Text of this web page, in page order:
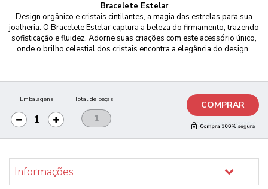
Bracelete Estelar
Design orgânico e cristais cintilantes, a magia das estrelas para sua
joalheria. O Bracelete Estelar captura a beleza do firmamento, trazendo
sofisticação e fluidez. Adorne suas criações com este acessório único,
onde o brilho celestial dos cristais encontra a elegância do design.
Embalagens Total de peças COMPRAR
Informações